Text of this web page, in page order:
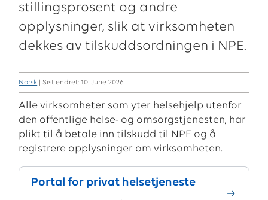
stillingsprosent og andre
opplysninger, slik at virksomheten
dekkes av tilskuddsordningen i NPE.
Norsk | Sist endret: 10. June 2026
Alle virksomheter som yter helsehjelp utenfor
den offentlige helse- og omsorgstjenesten, har
plikt til å betale inn tilskudd til NPE og å
registrere opplysninger om virksomheten.
Portal for privat helsetjeneste